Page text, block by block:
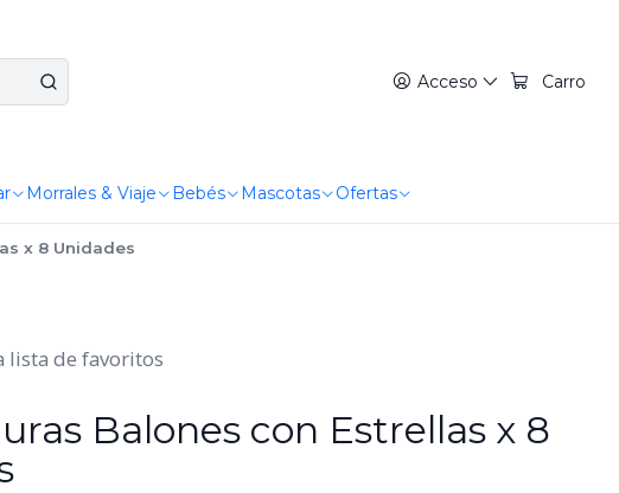
Acceso Carro
Morrales & Viaje Bebés Mascotas Ofertas
x 8 Unidades
lista de favoritos
Balones con Estrellas x 8